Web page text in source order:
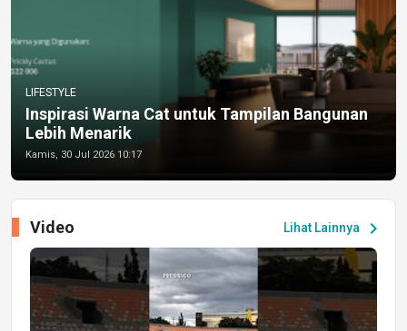
LIFESTYLE
Inspirasi Warna Cat untuk Tampilan Bangunan
Lebih Menarik
Kamis, 30 Jul 2026 10:17
Lihat Lainnya chevron_right
Video